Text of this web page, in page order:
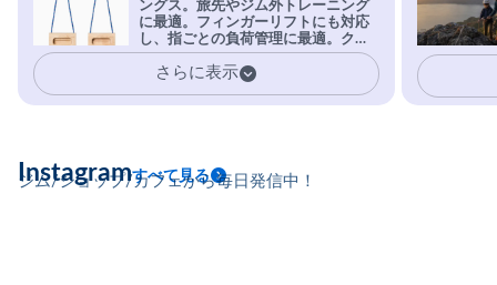
を凌駕する粘着力で極小ホールドに
安心感。
ングス。旅先やジム外トレーニング
に最適。フィンガーリフトにも対応
し、指ごとの負荷管理に最適。クラ
イマーの指を本気で鍛えるギア。
さらに表示
ジム/ショップ/カフェから毎日発信中！
Instagramすべて見る